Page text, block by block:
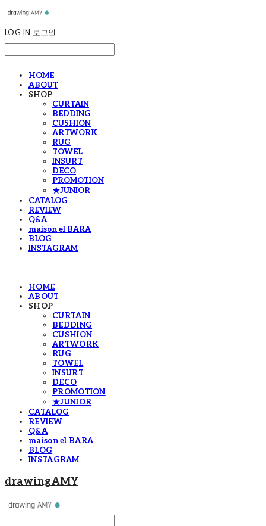
LOG IN 로그인
HOME
ABOUT
SHOP
CURTAIN
BEDDING
CUSHION
ARTWORK
RUG
TOWEL
INSURT
DECO
PROMOTION
★JUNIOR
CATALOG
REVIEW
Q&A
maison el BARA
BLOG
INSTAGRAM
HOME
ABOUT
SHOP
CURTAIN
BEDDING
CUSHION
ARTWORK
RUG
TOWEL
INSURT
DECO
PROMOTION
★JUNIOR
CATALOG
REVIEW
Q&A
maison el BARA
BLOG
INSTAGRAM
drawingAMY